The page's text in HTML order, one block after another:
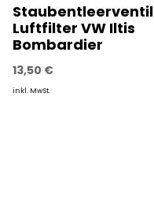
Staubentleerventil
Luftfilter VW Iltis
Bombardier
13,50 €
inkl. MwSt.